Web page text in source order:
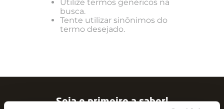
Utilize termos genéricos na
busca.
Tente utilizar sinônimos do
termo desejado.
Seja o primeiro a saber!